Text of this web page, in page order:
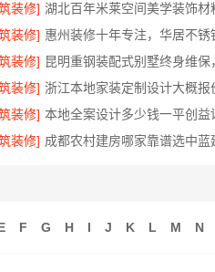
装修]
装修] 惠州装修十年专注，华居不锈
装修]
装修]
装修] 本地全案设计多少钱一平创益
装修]
F G H I J K L M N